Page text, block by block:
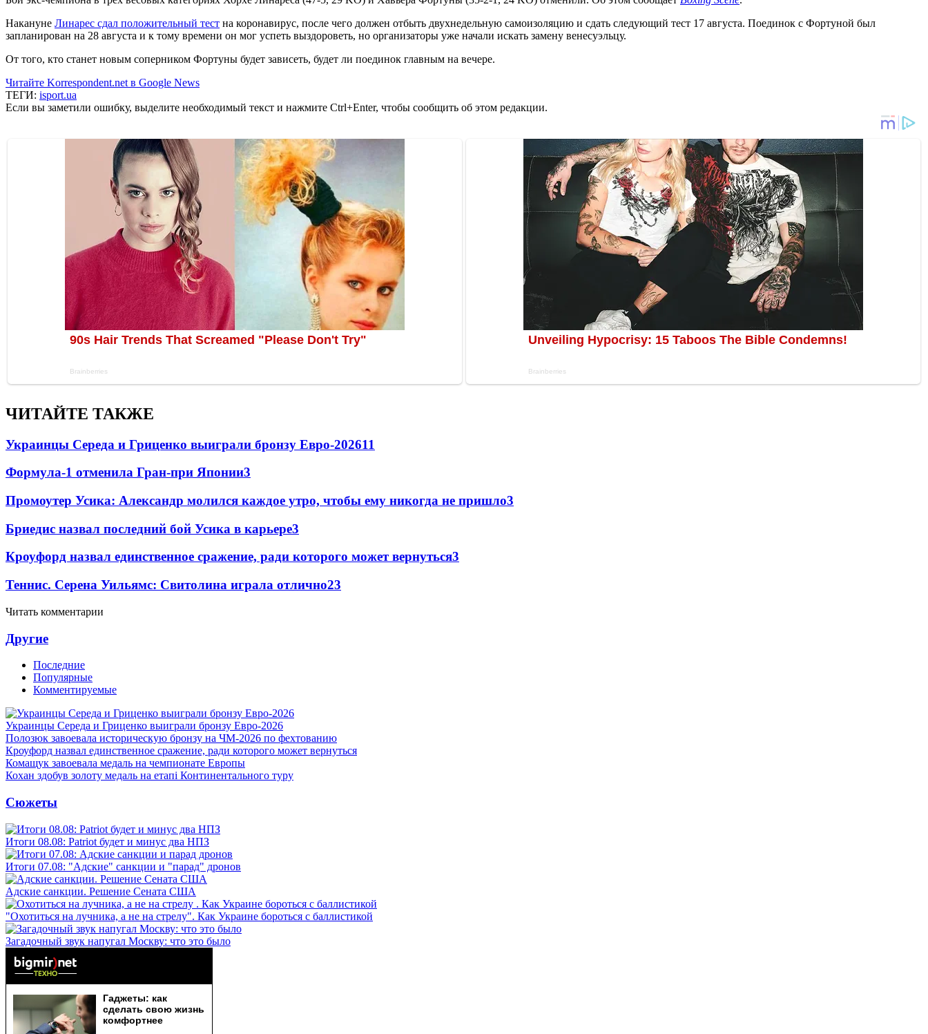
Накануне Линарес сдал положительный тест на коронавирус, после чего должен отбыть двухнедельную самоизоляцию и сдать следующий тест 17 августа. Поединок с Фортуной был
запланирован на 28 августа и к тому времени он мог успеть выздороветь, но организаторы уже начали искать замену венесуэльцу.
От того, кто станет новым соперником Фортуны будет зависеть, будет ли поединок главным на вечере.
Читайте Korrespondent.net в Google News
ТЕГИ: isport.ua
Если вы заметили ошибку, выделите необходимый текст и нажмите Ctrl+Enter, чтобы сообщить об этом редакции.
ЧИТАЙТЕ ТАКЖЕ
Украинцы Середа и Гриценко выиграли бронзу Евро-202611
Формула-1 отменила Гран-при Японии3
Промоутер Усика: Александр молился каждое утро, чтобы ему никогда не пришло3
Бриедис назвал последний бой Усика в карьере3
Кроуфорд назвал единственное сражение, ради которого может вернуться3
Теннис. Серена Уильямс: Свитолина играла отлично23
Читать комментарии
Другие
Последние
Популярные
Комментируемые
Украинцы Середа и Гриценко выиграли бронзу Евро-2026
Полозюк завоевала историческую бронзу на ЧМ-2026 по фехтованию
Кроуфорд назвал единственное сражение, ради которого может вернуться
Комащук завоевала медаль на чемпионате Европы
Кохан здобув золоту медаль на етапі Континентального туру
Сюжеты
Итоги 08.08: Patriot будет и минус два НПЗ
Итоги 07.08: "Адские" санкции и "парад" дронов
Адские санкции. Решение Сената США
"Охотиться на лучника, а не на стрелу". Как Украине бороться с баллистикой
Загадочный звук напугал Москву: что это было